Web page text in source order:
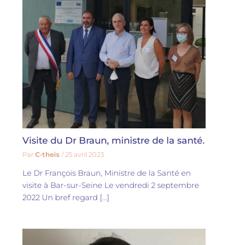
Visite du Dr Braun, ministre de la santé.
ParC-theis/25 avril 2023
Le Dr François Braun, Ministre de la Santé en
visite à Bar-sur-Seine Le vendredi 2 septembre
2022 Un bref regard […]